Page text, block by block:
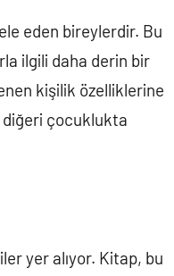
eden bireylerdir. Bu
ilgili daha derin bir
kişilik özelliklerine
diğeri çocuklukta
yer alıyor. Kitap, bu